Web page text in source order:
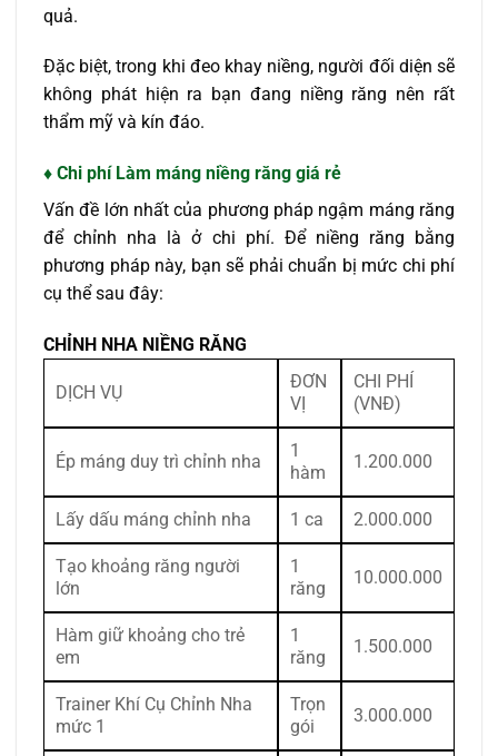
quả.
Đặc biệt, trong khi đeo khay niềng, người đối diện sẽ
không phát hiện ra bạn đang niềng răng nên rất
thẩm mỹ và kín đáo.
♦ Chi phí Làm máng niềng răng giá rẻ
Vấn đề lớn nhất của phương pháp ngậm máng răng
để chỉnh nha là ở chi phí. Để niềng răng bằng
phương pháp này, bạn sẽ phải chuẩn bị mức chi phí
cụ thể sau đây:
CHỈNH NHA NIỀNG RĂNG
DỊCH VỤ
ĐƠN
VỊ
CHI PHÍ
(VNĐ)
Ép máng duy trì chỉnh nha
1
hàm
1.200.000
Lấy dấu máng chỉnh nha 1 ca 2.000.000
Tạo khoảng răng người
lớn
1
răng
10.000.000
Hàm giữ khoảng cho trẻ
em
1
răng
1.500.000
Trainer Khí Cụ Chỉnh Nha
mức 1
Trọn
gói
3.000.000